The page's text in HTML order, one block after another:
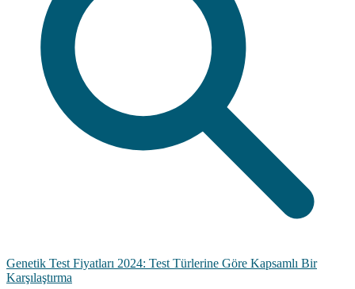
Genetik Test Fiyatları 2024: Test Türlerine Göre Kapsamlı Bir
Karşılaştırma